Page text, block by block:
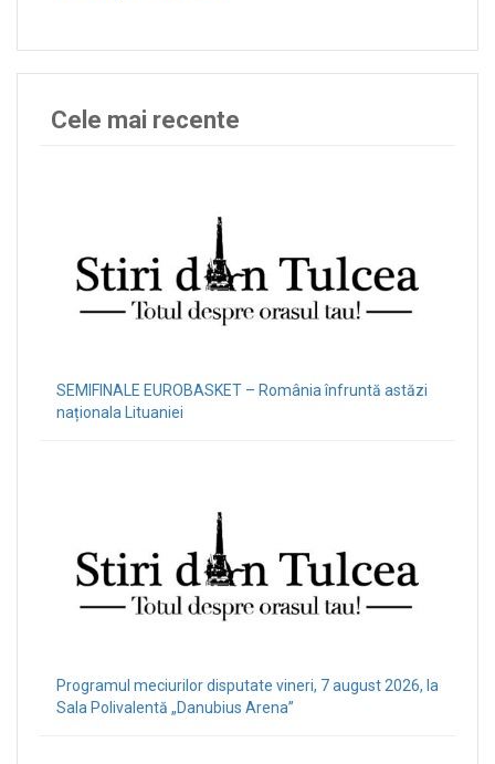
Cele mai recente
SEMIFINALE EUROBASKET – România înfruntă astăzi
naționala Lituaniei
Programul meciurilor disputate vineri, 7 august 2026, la
Sala Polivalentă „Danubius Arena”